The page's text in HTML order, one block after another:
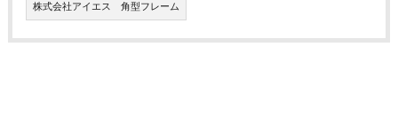
株式会社アイエス 角型フレーム